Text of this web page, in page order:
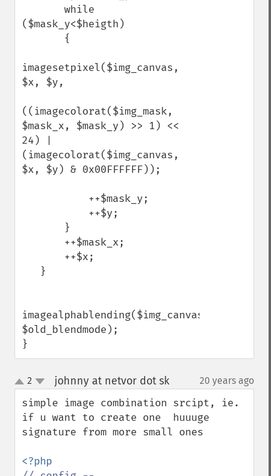
($mask_y<$heigth)
imagesetpixel($img_canvas,
$x, $y,
((imagecolorat($img_mask,
$mask_x, $mask_y) >> 1) <<
24) |
(imagecolorat($img_canvas,
$x, $y) & 0x00FFFFFF));
imagealphablending($img_canvas,
$old_blendmode);
}
up
down
2 johnny at netvor dot sk¶ 20 years ago
simple image combination srcipt, ie.
if u want to create one  huuuge
signature from more small ones